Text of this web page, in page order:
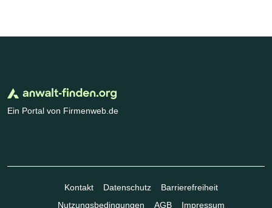
Ein Portal von Firmenweb.de
Kontakt Datenschutz
Barrierefreiheit
Nutzungsbedingungen
AGB Impressum